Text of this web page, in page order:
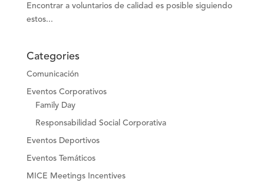
Encontrar a voluntarios de calidad es posible siguiendo
estos...
Categories
Comunicación
Eventos Corporativos
Family Day
Responsabilidad Social Corporativa
Eventos Deportivos
Eventos Temáticos
MICE Meetings Incentives